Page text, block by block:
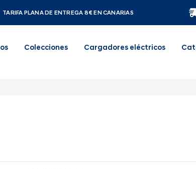
TARIFA PLANA DE ENTREGA 8€ EN CANARIAS
Colecciones Cargadores eléctricos